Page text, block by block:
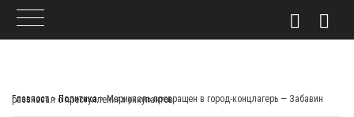
Главпост> Политика>
Мариуполь превращен в город-концлагерь — Забавин рассказал о преступлениях оккупантов